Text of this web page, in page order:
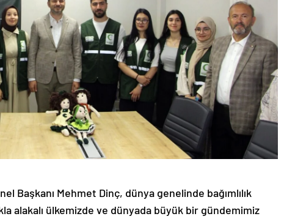
Başkanı Mehmet Dinç, dünya genelinde bağımlılık
alakalı ülkemizde ve dünyada büyük bir gündemimiz